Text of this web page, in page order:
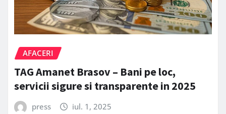
AFACERI
TAG Amanet Brasov – Bani pe loc,
servicii sigure si transparente in 2025
press iul. 1, 2025